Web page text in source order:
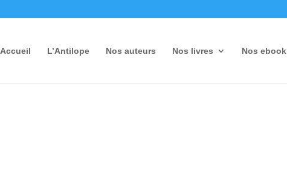
Accueil L’Antilope Nos auteurs Nos livres Nos ebook